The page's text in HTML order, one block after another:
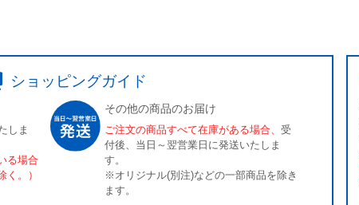
ショッピングガイド
しま
る場合
。）
その他の商品のお届け
ご注文の商品すべて在庫がある場合、 受
付後、当日～翌営業日に発送いたしま
す。
※オリジナル(別注)などの一部商品を除き
ます。